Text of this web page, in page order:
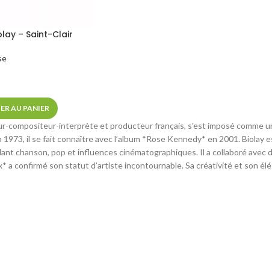
– Saint-Clair
AU PANIER
compositeur-interprète et producteur français, s’est imposé comme
il se fait connaître avec l’album *Rose Kennedy* en 2001.
chanson, pop et influences cinématographiques. Il a collaboré avec
a confirmé son statut d’artiste incontournable. Sa créativité et son